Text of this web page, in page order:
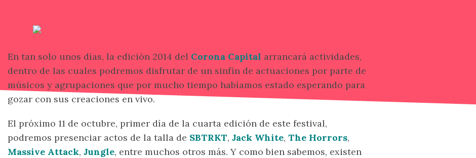
En tan solo unos días, la edición 2014 del Corona Capital arrancará actividades,
dentro de las cuales podremos disfrutar de un sinfín de actuaciones por parte de
músicos y agrupaciones que por mucho tiempo habíamos estado esperando para
gozar con sus creaciones en vivo.
El próximo 11 de octubre, primer día de la cuarta edición de este festival,
podremos presenciar actos de la talla de SBTRKT, Jack White, The Horrors,
Massive Attack, Jungle, entre muchos otros más. Y como bien sabemos, existen